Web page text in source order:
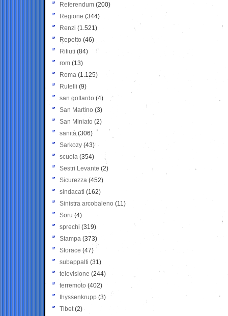
Referendum (200)
Regione (344)
Renzi (1.521)
Repetto (46)
Rifiuti (84)
rom (13)
Roma (1.125)
Rutelli (9)
san gottardo (4)
San Martino (3)
San Miniato (2)
sanità (306)
Sarkozy (43)
scuola (354)
Sestri Levante (2)
Sicurezza (452)
sindacati (162)
Sinistra arcobaleno (11)
Soru (4)
sprechi (319)
Stampa (373)
Storace (47)
subappalti (31)
televisione(244)
terremoto (402)
thyssenkrupp (3)
Tibet(2)